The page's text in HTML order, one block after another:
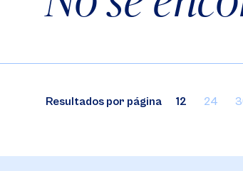
Resultados por página 12 24